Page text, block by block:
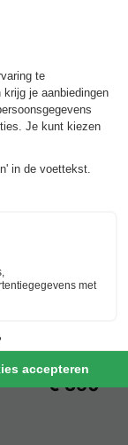
€ 350
in
€ 350